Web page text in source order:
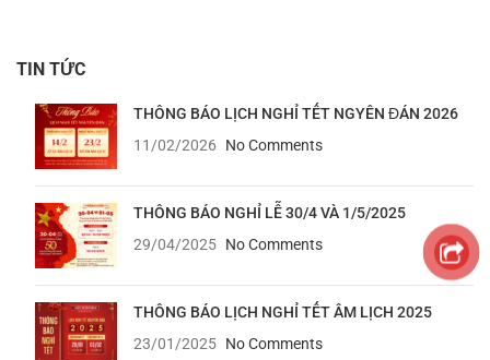
TIN TỨC
THÔNG BÁO LỊCH NGHỈ TẾT NGYÊN ĐÁN 2026
11/02/2026
No Comments
THÔNG BÁO NGHỈ LỄ 30/4 VÀ 1/5/2025
29/04/2025 No Comments
THÔNG BÁO LỊCH NGHỈ TẾT ÂM LỊCH 2025
23/01/2025 No Comments